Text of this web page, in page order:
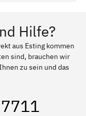
Hilfe?
aus Esting kommen
sind, brauchen wir
zu sein und das